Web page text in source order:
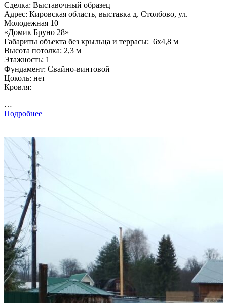
Сделка: Выставочный образец
Адрес: Кировская область, выставка д. Столбово, ул.
Молодежная 10
«Домик Бруно 28»
Габариты объекта без крыльца и террасы: 6х4,8 м
Высота потолка: 2,3 м
Этажность: 1
Фундамент: Свайно-винтовой
Цоколь: нет
Кровля:
…
Подробнее